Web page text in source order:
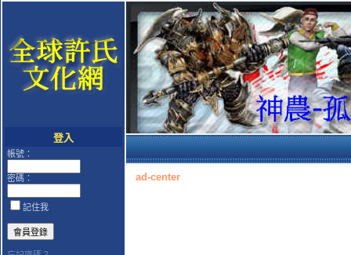
登入
帳號：
密碼：
記住我
ad-center